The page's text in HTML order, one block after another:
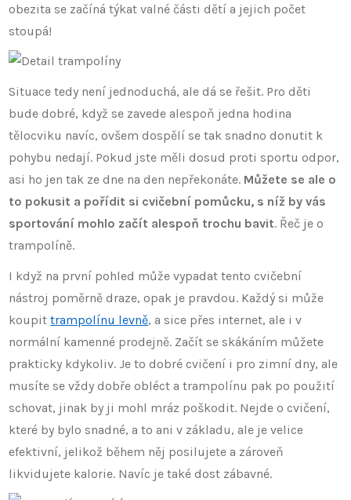
obezita se začíná týkat valné části dětí a jejich počet
stoupá!
Situace tedy není jednoduchá, ale dá se řešit. Pro děti
bude dobré, když se zavede alespoň jedna hodina
tělocviku navíc, ovšem dospělí se tak snadno donutit k
pohybu nedají. Pokud jste měli dosud proti sportu odpor,
asi ho jen tak ze dne na den nepřekonáte. Můžete se ale o
to pokusit a pořídit si cvičební pomůcku, s níž by vás
sportování mohlo začít alespoň trochu bavit. Řeč je o
trampolíně.
I když na první pohled může vypadat tento cvičební
nástroj poměrně draze, opak je pravdou. Každý si může
koupittrampolínu levně, a sice přes internet, ale i v
normální kamenné prodejně. Začít se skákáním můžete
prakticky kdykoliv. Je to dobré cvičení i pro zimní dny, ale
musíte se vždy dobře obléct a trampolínu pak po použití
schovat, jinak by ji mohl mráz poškodit. Nejde o cvičení,
které by bylo snadné, a to ani v základu, ale je velice
efektivní, jelikož během něj posilujete a zároveň
likvidujete kalorie. Navíc je také dost zábavné.